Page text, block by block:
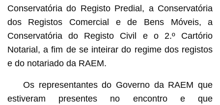
Conservatória do Registo Predial, a Conservatória
dos Registos Comercial e de Bens Móveis, a
Conservatória do Registo Civil e o 2.º Cartório
Notarial, a fim de se inteirar do regime dos registos
e do notariado da RAEM.
Os representantes do Governo da RAEM que
estiveram presentes no encontro e que